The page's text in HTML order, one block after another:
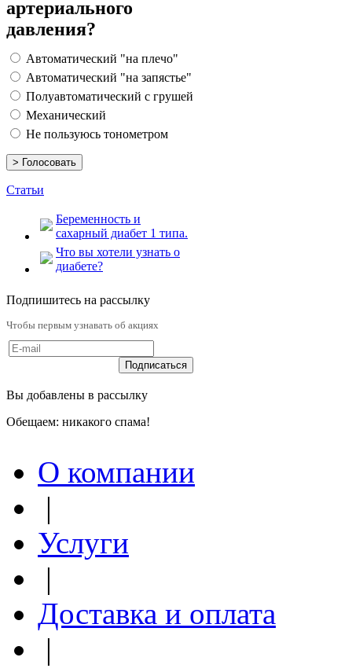
артериального
давления?
Автоматический "на плечо"
Автоматический "на запястье"
Полуавтоматический с грушей
Механический
Не пользуюсь тонометром
Статьи
Беременность и
сахарный диабет 1 типа.
Что вы хотели узнать о
диабете?
Подпишитесь на рассылку
Чтобы первым узнавать об акциях
Вы добавлены в рассылку
Обещаем: никакого спама!
О компании
|
Услуги
|
Доставка и оплата
|